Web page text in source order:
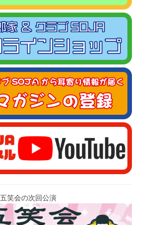
五笑会の次回公演